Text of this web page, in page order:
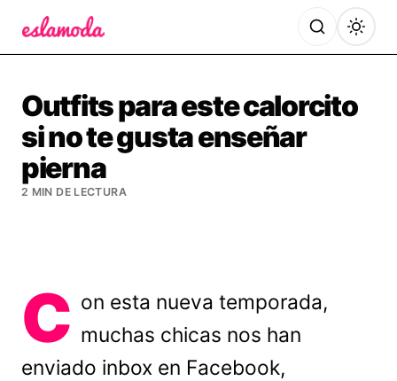
Outfits para este calorcito
si no te gusta enseñar
pierna
2 MIN DE LECTURA
C on esta nueva temporada,
muchas chicas nos han
enviado inbox en Facebook,